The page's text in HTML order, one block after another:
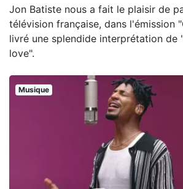
Jon Batiste nous a fait le plaisir de
télévision française, dans l'émission
livré une splendide interprétation de
love".
Musique